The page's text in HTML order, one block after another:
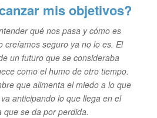
mis objetivos?
qué nos pasa y cómo es
creíamos seguro ya no lo es. El
un futuro que se consideraba
como el humo de otro tiempo.
que alimenta el miedo a lo que
anticipando lo que llega en el
se da por perdida.